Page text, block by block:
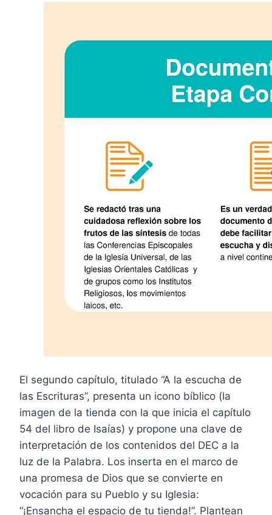
El segundo capítulo, titulado “A la escucha de
las Escrituras”, presenta un icono bíblico (la
imagen de la tienda con la que inicia el capítulo
54 del libro de Isaías) y propone una clave de
interpretación de los contenidos del DEC a la
luz de la Palabra. Los inserta en el marco de
una promesa de Dios que se convierte en
vocación para su Pueblo y su Iglesia:
“¡Ensancha el espacio de tu tienda!”. Plantean